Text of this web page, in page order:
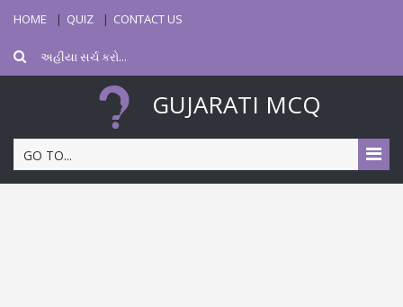
HOME QUIZ CONTACT US
GUJARATI MCQ
GO TO...